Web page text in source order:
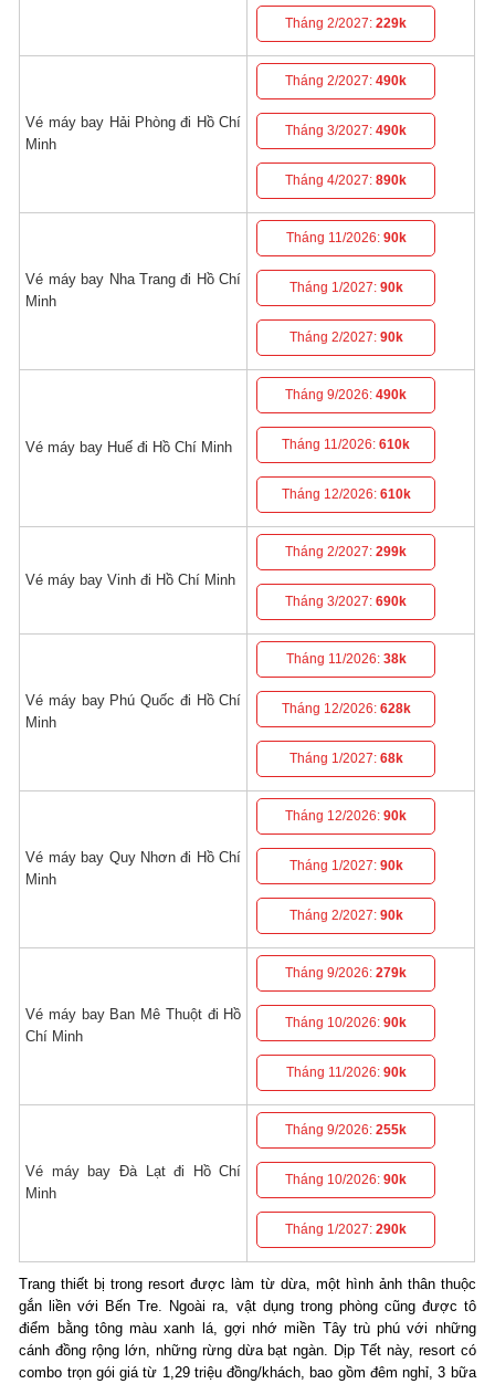
Tháng 2/2027:229k
Vé máy bay Hải Phòng đi Hồ Chí
Minh
Tháng 2/2027:490k
Tháng 3/2027:490k
Tháng 4/2027:890k
Vé máy bay Nha Trang đi Hồ Chí
Minh
Tháng 11/2026: 90k
Tháng 1/2027: 90k
Tháng 2/2027: 90k
Vé máy bay Huế đi Hồ Chí Minh
Tháng 9/2026:490k
Tháng 11/2026:610k
Tháng 12/2026: 610k
Vé máy bay Vinh đi Hồ Chí Minh
Tháng 2/2027:299k
Tháng 3/2027:690k
Vé máy bay Phú Quốc đi Hồ Chí
Minh
Tháng 11/2026: 38k
Tháng 12/2026: 628k
Tháng 1/2027: 68k
Vé máy bay Quy Nhơn đi Hồ Chí
Minh
Tháng 12/2026:90k
Tháng 1/2027: 90k
Tháng 2/2027: 90k
Vé máy bay Ban Mê Thuột đi Hồ
Chí Minh
Tháng 9/2026:279k
Tháng 10/2026:90k
Tháng 11/2026: 90k
Vé máy bay Đà Lạt đi Hồ Chí
Minh
Tháng 9/2026:255k
Tháng 10/2026:90k
Tháng 1/2027:290k
Trang thiết bị trong resort được làm từ dừa, một hình ảnh thân thuộc
gắn liền với Bến Tre. Ngoài ra, vật dụng trong phòng cũng được tô
điểm bằng tông màu xanh lá, gợi nhớ miền Tây trù phú với những
cánh đồng rộng lớn, những rừng dừa bạt ngàn. Dịp Tết này, resort có
combo trọn gói giá từ 1,29 triệu đồng/khách, bao gồm đêm nghỉ, 3 bữa